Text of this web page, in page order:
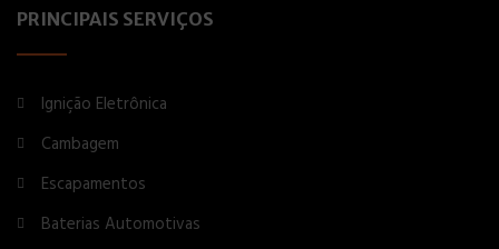
PRINCIPAIS SERVIÇOS
Ignição Eletrônica
Cambagem
Escapamentos
Baterias Automotivas